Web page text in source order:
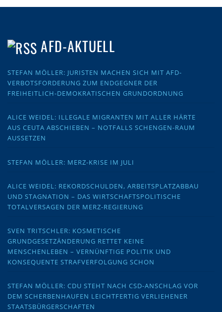
AFD-AKTUELL
STEFAN MÖLLER: JURISTEN MACHEN SICH MIT AFD-
VERBOTSFORDERUNG ZUM ENDGEGNER DER
FREIHEITLICH-DEMOKRATISCHEN GRUNDORDNUNG
ALICE WEIDEL: ILLEGALE MIGRANTEN MIT ALLER HÄRTE
AUS CEUTA ABSCHIEBEN – NOTFALLS SCHENGEN-RAUM
AUSSETZEN
STEFAN MÖLLER: MERZ-KRISE IM JULI
ALICE WEIDEL: REKORDSCHULDEN, ARBEITSPLATZABBAU
UND STAGNATION – DAS WIRTSCHAFTSPOLITISCHE
TOTALVERSAGEN DER MERZ-REGIERUNG
SVEN TRITSCHLER: KOSMETISCHE
GRUNDGESETZÄNDERUNG RETTET KEINE
MENSCHENLEBEN – VERNÜNFTIGE POLITIK UND
KONSEQUENTE STRAFVERFOLGUNG SCHON
STEFAN MÖLLER: CDU STEHT NACH CSD-ANSCHLAG VOR
DEM SCHERBENHAUFEN LEICHTFERTIG VERLIEHENER
STAATSBÜRGERSCHAFTEN